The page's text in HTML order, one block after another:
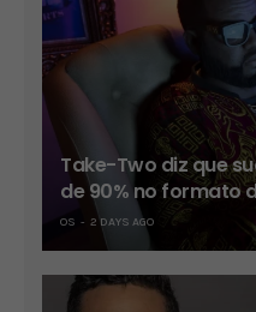
Take-Two diz que
de 90% no formato
OS 2 DAYS AGO